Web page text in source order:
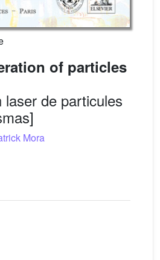
of particles
laser de particules
Mora